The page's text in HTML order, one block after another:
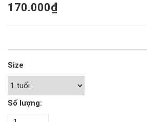
170.000₫
Size
Số lượng: